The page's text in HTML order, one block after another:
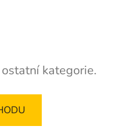
kategorie.